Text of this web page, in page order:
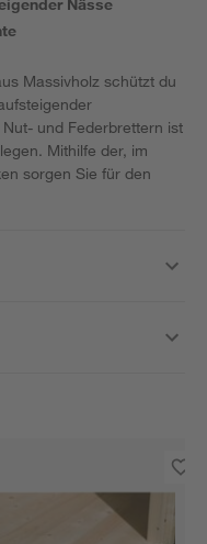
Nässe
Massivholz schützt du
und Federbrettern ist
Mithilfe der, im
sorgen Sie für den